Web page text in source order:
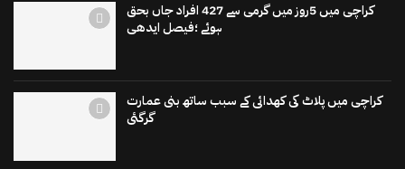
کراچی میں 5روز میں گرمی سے 427 افراد جاں بحق
ہوئے ؛فیصل ایدھی
کراچی میں پلاٹ کی کھدائی کے سبب ساتھ بنی عمارت
گرگئی